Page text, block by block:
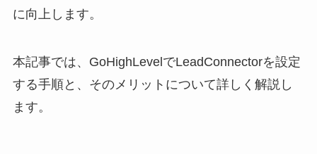
に向上します。
本記事では、GoHighLevelでLeadConnectorを設定
する手順と、そのメリットについて詳しく解説し
ます。